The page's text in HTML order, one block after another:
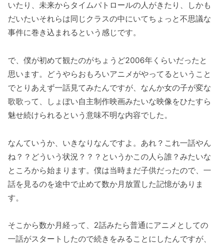
いたり、未来からタイムパトロールの人がきたり、しかも
だいたいそれらは同じクラスの中にいてちょっと不思議な
事件に巻き込まれるという感じです。
で、僕が初めて観たのがちょうど2006年くらいだったと
思います。どうやらおもろいアニメがやってるということ
でとりあえず一話見てみたんですが、なんか女の子が変な
歌歌って、しょぼい自主制作映画みたいな映像をひたすら
魅せ続けられるという意味不明な内容でした。
なんていうか、いきなりなんですよ。あれ？これ一話やん
ね？？どういう状況？？？というかこの人ら誰？みたいな
ところから始まります。僕は当時まだ子供だったので、一
話を見るのを途中で止めて数か月放置した記憶がありま
す。
そこから数か月経って、2話みたら普通にアニメとしての
一話がスタートしたので続きをみることにしたんですが、